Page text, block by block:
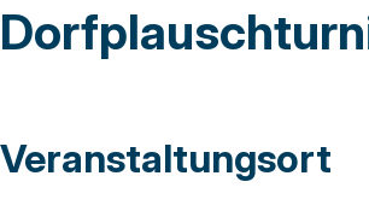
Veranstaltungsort